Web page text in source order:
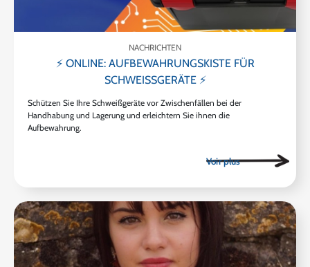
NACHRICHTEN
⚡ ONLINE: AUFBEWAHRUNGSKISTE FÜR
SCHWEISSGERÄTE ⚡
Schützen Sie Ihre Schweißgeräte vor Zwischenfällen bei der
Handhabung und Lagerung und erleichtern Sie ihnen die
Aufbewahrung.